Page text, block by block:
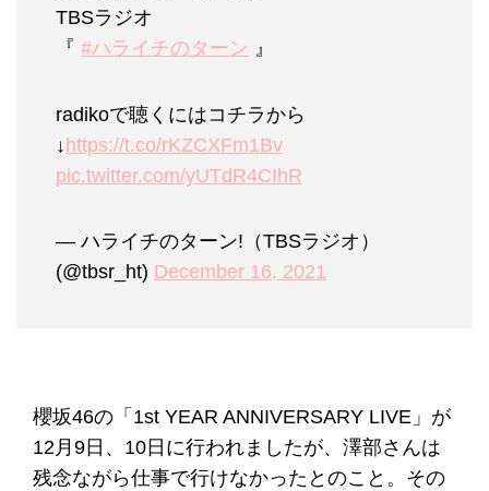
TBSラジオ
『 #ハライチのターン 』
radikoで聴くにはコチラから
↓https://t.co/rKZCXFm1Bv
pic.twitter.com/yUTdR4CIhR
— ハライチのターン!（TBSラジオ）
(@tbsr_ht) December 16, 2021
櫻坂46の「1st YEAR ANNIVERSARY LIVE」が
12月9日、10日に行われましたが、澤部さんは
残念ながら仕事で行けなかったとのこと。その